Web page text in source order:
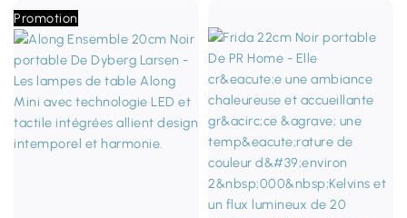
Promotion